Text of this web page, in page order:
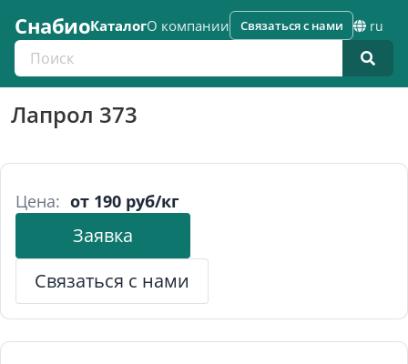
СнабиоКаталогО компании
Поиск по каталогу
Связаться с нами ru
Лапрол 373
Цена: от 190 руб/кг
Заявка
Связаться с нами